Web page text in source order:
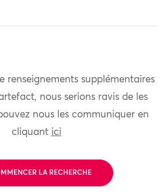
renseignements supplémentaires
nous serions ravis de les
nous les communiquer en
cliquant ici
LA RECHERCHE